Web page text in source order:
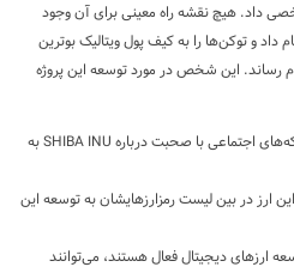
داد. هیچ نقشه راه معینی برای آن وجود
داد و توکن‌ها را به کیف پول ویتالیک بوترین
رساند. این شخص در مورد توسعه این پروژه
افراد فعال در فضای مجازی و شبکه‌های اجتماعی با صحبت درباره SHIBA INU به
ارز در بین لیست رمزارزهایشان به توسعه این
ارزهای دیجیتال فعال هستند، می‌توانند